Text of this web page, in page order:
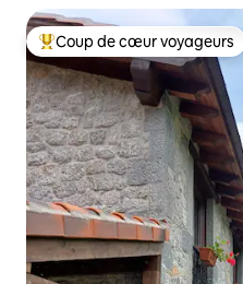
Coups de cœur voyageurs
Coup de cœur voyageurs